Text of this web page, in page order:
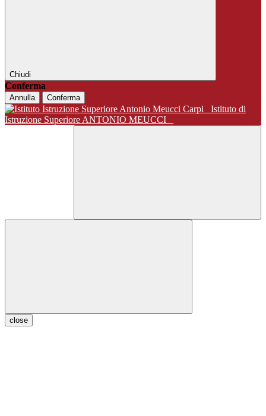
Chiudi
Conferma
Annulla Conferma
Istituto di
Istruzione Superiore ANTONIO MEUCCI
close